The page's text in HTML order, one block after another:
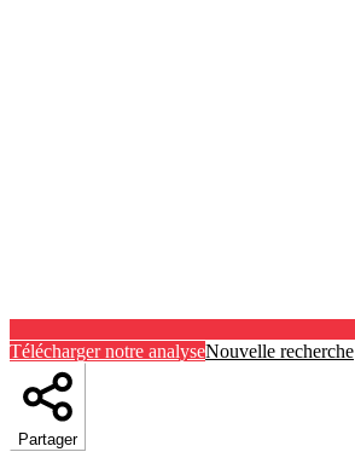
Télécharger notre analyseNouvelle recherche
Partager